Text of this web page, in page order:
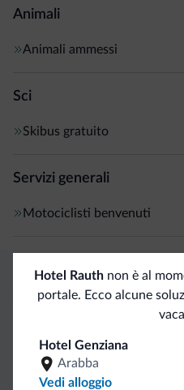
Animali
Animali ammessi
Sci
Skibus gratuito
Servizi generali
Motociclisti benvenuti
Hotel Rauthnon è al
portale. Ecco alcune
Hotel Genziana
Arabba
Vedi alloggio
Vantaggi esclusivi
Contatto
diretto